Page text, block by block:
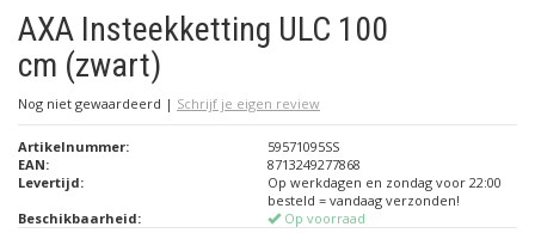
AXA Insteekketting ULC 100
cm (zwart)
Nog niet gewaardeerd | Schrijf je eigen review
Artikelnummer:
59571095SS
EAN:
8713249277868
Levertijd:
Op werkdagen en zondag voor 22:00
besteld = vandaag verzonden!
Beschikbaarheid:
Op voorraad